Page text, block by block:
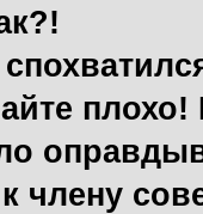
члену